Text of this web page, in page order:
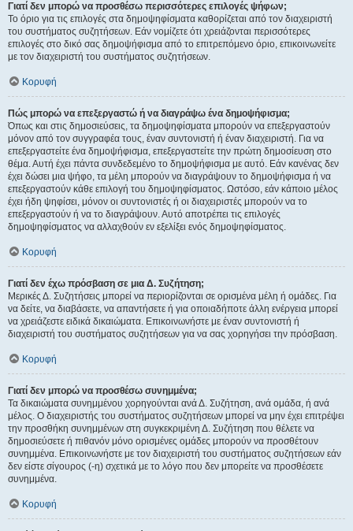
Γιατί δεν μπορώ να προσθέσω περισσότερες επιλογές ψήφων;
Το όριο για τις επιλογές στα δημοψηφίσματα καθορίζεται από τον διαχειριστή
του συστήματος συζητήσεων. Εάν νομίζετε ότι χρειάζονται περισσότερες
επιλογές στο δικό σας δημοψήφισμα από το επιτρεπόμενο όριο, επικοινωνείτε
με τον διαχειριστή του συστήματος συζητήσεων.
Κορυφή
Πώς μπορώ να επεξεργαστώ ή να διαγράψω ένα δημοψήφισμα;
Όπως και στις δημοσιεύσεις, τα δημοψηφίσματα μπορούν να επεξεργαστούν
μόνον από τον συγγραφέα τους, έναν συντονιστή ή έναν διαχειριστή. Για να
επεξεργαστείτε ένα δημοψήφισμα, επεξεργαστείτε την πρώτη δημοσίευση στο
θέμα. Αυτή έχει πάντα συνδεδεμένο το δημοψήφισμα με αυτό. Εάν κανένας δεν
έχει δώσει μια ψήφο, τα μέλη μπορούν να διαγράψουν το δημοψήφισμα ή να
επεξεργαστούν κάθε επιλογή του δημοψηφίσματος. Ωστόσο, εάν κάποιο μέλος
έχει ήδη ψηφίσει, μόνον οι συντονιστές ή οι διαχειριστές μπορούν να το
επεξεργαστούν ή να το διαγράψουν. Αυτό αποτρέπει τις επιλογές
δημοψηφίσματος να αλλαχθούν εν εξελίξει ενός δημοψηφίσματος.
Κορυφή
Γιατί δεν έχω πρόσβαση σε μια Δ. Συζήτηση;
Μερικές Δ. Συζητήσεις μπορεί να περιορίζονται σε ορισμένα μέλη ή ομάδες. Για
να δείτε, να διαβάσετε, να απαντήσετε ή για οποιαδήποτε άλλη ενέργεια μπορεί
να χρειάζεστε ειδικά δικαιώματα. Επικοινωνήστε με έναν συντονιστή ή
διαχειριστή του συστήματος συζητήσεων για να σας χορηγήσει την πρόσβαση.
Κορυφή
Γιατί δεν μπορώ να προσθέσω συνημμένα;
Τα δικαιώματα συνημμένου χορηγούνται ανά Δ. Συζήτηση, ανά ομάδα, ή ανά
μέλος. Ο διαχειριστής του συστήματος συζητήσεων μπορεί να μην έχει επιτρέψει
την προσθήκη συνημμένων στη συγκεκριμένη Δ. Συζήτηση που θέλετε να
δημοσιεύσετε ή πιθανόν μόνο ορισμένες ομάδες μπορούν να προσθέτουν
συνημμένα. Επικοινωνήστε με τον διαχειριστή του συστήματος συζητήσεων εάν
δεν είστε σίγουρος (-η) σχετικά με το λόγο που δεν μπορείτε να προσθέσετε
συνημμένα.
Κορυφή